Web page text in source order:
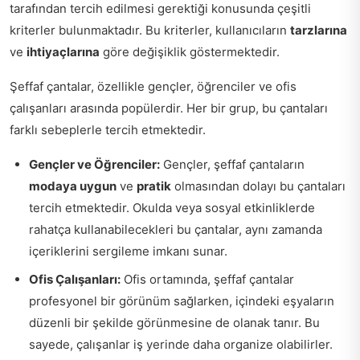
tarafından tercih edilmesi gerektiği konusunda çeşitli
kriterler bulunmaktadır. Bu kriterler, kullanıcıların tarzlarına
ve ihtiyaçlarına göre değişiklik göstermektedir.
Şeffaf çantalar, özellikle gençler, öğrenciler ve ofis
çalışanları arasında popülerdir. Her bir grup, bu çantaları
farklı sebeplerle tercih etmektedir.
Gençler ve Öğrenciler: Gençler, şeffaf çantaların
modaya uygun ve pratik olmasından dolayı bu çantaları
tercih etmektedir. Okulda veya sosyal etkinliklerde
rahatça kullanabilecekleri bu çantalar, aynı zamanda
içeriklerini sergileme imkanı sunar.
Ofis Çalışanları: Ofis ortamında, şeffaf çantalar
profesyonel bir görünüm sağlarken, içindeki eşyaların
düzenli bir şekilde görünmesine de olanak tanır. Bu
sayede, çalışanlar iş yerinde daha organize olabilirler.